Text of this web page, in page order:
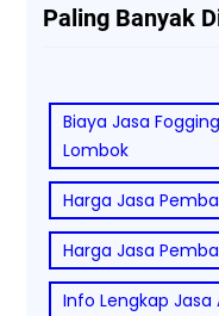
Paling Banyak
Biaya Jasa
Lombok
Harga Jasa
Harga Jasa
Info Lengkap Jasa